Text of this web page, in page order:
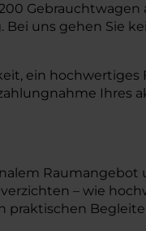
uns gehen Sie
ein
Ihres
– wie
praktischen